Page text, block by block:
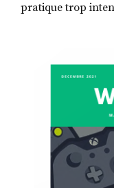
pratique trop